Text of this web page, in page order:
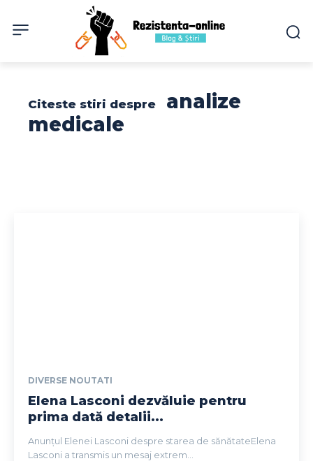
Citeste stiri despre
analize
medicale
DIVERSE NOUTATI
Elena Lasconi dezvăluie pentru
prima dată detalii...
Anunțul Elenei Lasconi despre starea de sănătateElena
Lasconi a transmis un mesaj extrem...